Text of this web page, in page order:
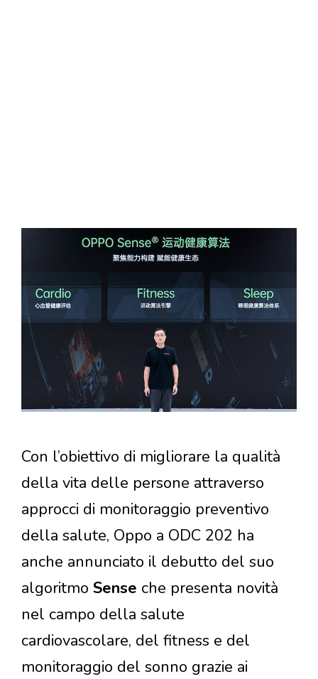
Con l’obiettivo di migliorare la qualità
della vita delle persone attraverso
approcci di monitoraggio preventivo
della salute, Oppo a ODC 202 ha
anche annunciato il debutto del suo
algoritmo Sense che presenta novità
nel campo della salute
cardiovascolare, del fitness e del
monitoraggio del sonno grazie ai